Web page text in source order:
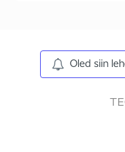
Oled siin